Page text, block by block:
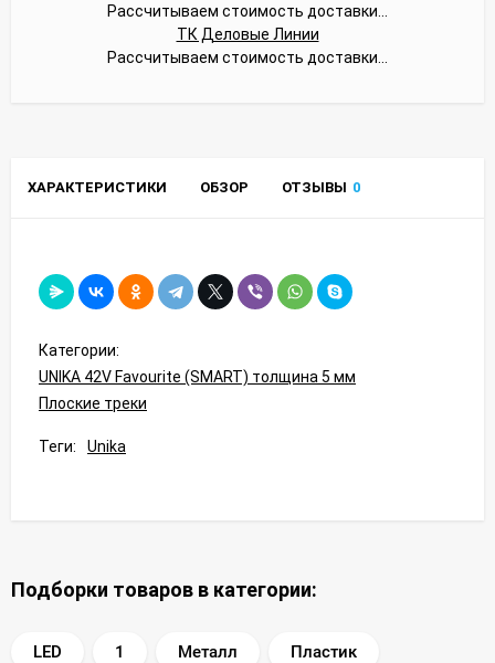
Рассчитываем стоимость доставки...
ТК Деловые Линии
Рассчитываем стоимость доставки...
ХАРАКТЕРИСТИКИ ОБЗОР ОТЗЫВЫ 0
Категории:
UNIKA 42V Favourite (SMART) толщина 5 мм
Плоские треки
Теги: Unika
Подборки товаров в категории:
LED 1 Металл Пластик